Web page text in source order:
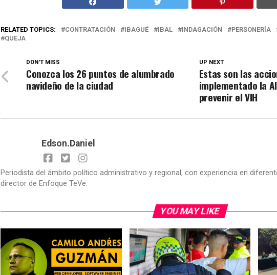
RELATED TOPICS: CONTRATACIÓN IBAGUÉ IBAL INDAGACIÓN PERSONERÍA
QUEJA
UP NEXT
Estas son las
implementado la
prevenir el VIH
DON'T MISS
Conozca los 26 puntos de alumbrado
navideño de la ciudad
Edson.Daniel
Periodista del ámbito político administrativo y regional, con experiencia en
director de Enfoque TeVe.
YOU MAY LIKE